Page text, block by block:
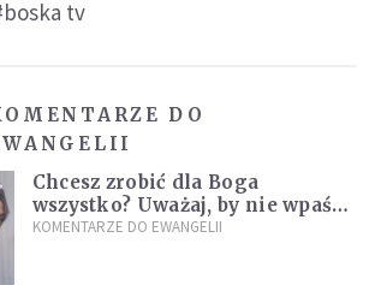
tv
DO
Chcesz zrobić dla Boga
wszystko? Uważaj, by nie wpaść
w groźną pułapkę
KOMENTARZE DO EWANGELII